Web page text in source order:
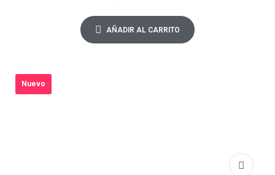
AÑADIR AL CARRITO
Nuevo